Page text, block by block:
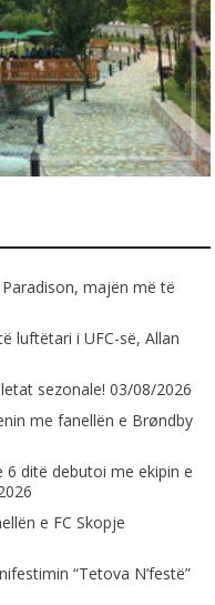
Paradison, majën më të
luftëtari i UFC-së, Allan
sezonale! 03/08/2026
me fanellën e Brøndby
ditë debutoi me ekipin e
e FC Skopje
“Tetova N’festë”